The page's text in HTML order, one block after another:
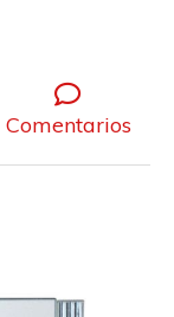
Comentarios